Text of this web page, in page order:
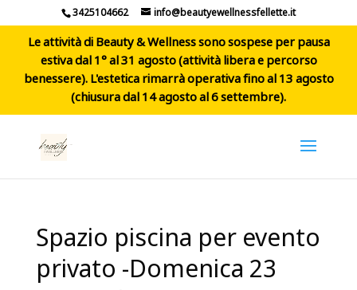
3425104662 info@beautyewellnessfellette.it
Le attività di Beauty & Wellness sono sospese per pausa
estiva dal 1° al 31 agosto (attività libera e percorso
benessere). L'estetica rimarrà operativa fino al 13 agosto
(chiusura dal 14 agosto al 6 settembre).
Spazio piscina per evento
privato -Domenica 23